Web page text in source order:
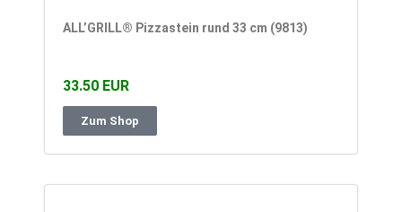
ALL’GRILL® Pizzastein rund 33 cm (9813)
33.50 EUR
Zum Shop